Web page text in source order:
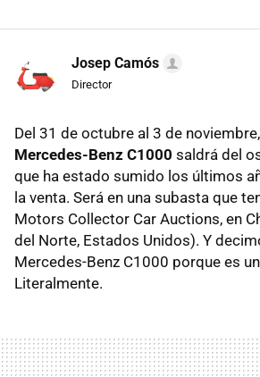
Josep Camós
Director
Del 31 de octubre al 3 de
Mercedes-Benz C1000 saldrá del
que ha estado sumido los últimos
la venta. Será en una subasta que
Motors Collector Car Auctions, en
del Norte, Estados Unidos). Y
Mercedes-Benz C1000 porque es
Literalmente.